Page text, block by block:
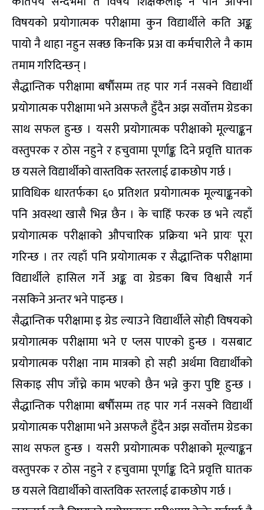
विषयको प्रयोगात्मक परीक्षामा कुन विद्यार्थीले कति अङ्क
पायो नै थाहा नहुन सक्छ किनकि प्रअ वा कर्मचारीले नै काम
तमाम गरिदिन्छन् ।
सैद्धान्तिक परीक्षामा बर्षाैंसम्म तह पार गर्न नसक्ने विद्यार्थी
प्रयोगात्मक परीक्षामा भने असफलै हुँदैन अझ सर्वाेत्तम ग्रेडका
साथ सफल हुन्छ । यसरी प्रयोगात्मक परीक्षाको मूल्याङ्कन
वस्तुपरक र ठोस नहुने र हचुवामा पूर्णाङ्क दिने प्रवृत्ति घातक
छ यसले विद्यार्थीको वास्तविक स्तरलाई ढाकछोप गर्छ ।
प्राविधिक धारतर्फका ६० प्रतिशत प्रयोगात्मक मूल्याङ्कनको
पनि अवस्था खासै भिन्न छैन । के चाहिंं फरक छ भने त्यहाँ
प्रयोगात्मक परीक्षाको औपचारिक प्रक्रिया भने प्रायः पूरा
गरिन्छ । तर त्यहाँ पनि प्रयोगात्मक र सैद्धान्तिक परीक्षामा
विद्यार्थीले हासिल गर्ने अङ्क वा ग्रेडका बिच विश्वासै गर्न
नसकिने अन्तर भने पाइन्छ ।
सैद्धान्तिक परीक्षामा इ ग्रेड ल्याउने विद्यार्थीले सोही विषयको
प्रयोगात्मक परीक्षामा भने ए प्लस पाएको हुन्छ । यसबाट
प्रयोगात्मक परीक्षा नाम मात्रको हो सही अर्थमा विद्यार्थीको
सिकाइ सीप जाँच्ने काम भएको छैन भन्ने कुरा पुष्टि हुन्छ ।
सैद्धान्तिक परीक्षामा बर्षाैंसम्म तह पार गर्न नसक्ने विद्यार्थी
प्रयोगात्मक परीक्षामा भने असफलै हुँदैन अझ सर्वाेत्तम ग्रेडका
साथ सफल हुन्छ । यसरी प्रयोगात्मक परीक्षाको मूल्याङ्कन
वस्तुपरक र ठोस नहुने र हचुवामा पूर्णाङ्क दिने प्रवृत्ति घातक
छ यसले विद्यार्थीको वास्तविक स्तरलाई ढाकछोप गर्छ ।